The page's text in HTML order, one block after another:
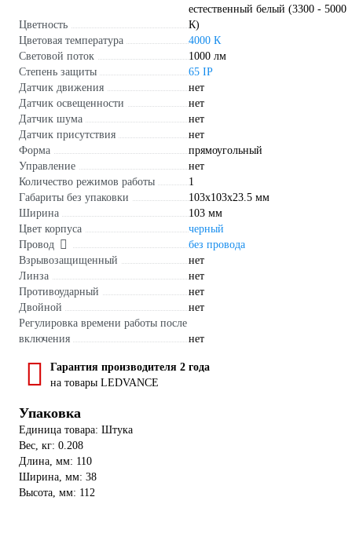
Цветность
естественный белый (3300 - 5000
К)
Цветовая температура
4000 К
Световой поток
1000 лм
Степень защиты
65 IP
Датчик движения
нет
Датчик освещенности
нет
Датчик шума
нет
Датчик присутствия
нет
Форма
прямоугольный
Управление
нет
Количество режимов работы
1
Габариты без упаковки
103х103х23.5 мм
Ширина
103 мм
Цвет корпуса
черный
Провод
без провода
Взрывозащищенный
нет
Линза
нет
Противоударный
нет
Двойной
нет
Регулировка времени работы после
включения
нет
Гарантия производителя 2 года
на товары LEDVANCE
Упаковка
Единица товара: Штука
Вес, кг: 0.208
Длина, мм: 110
Ширина, мм: 38
Высота, мм: 112